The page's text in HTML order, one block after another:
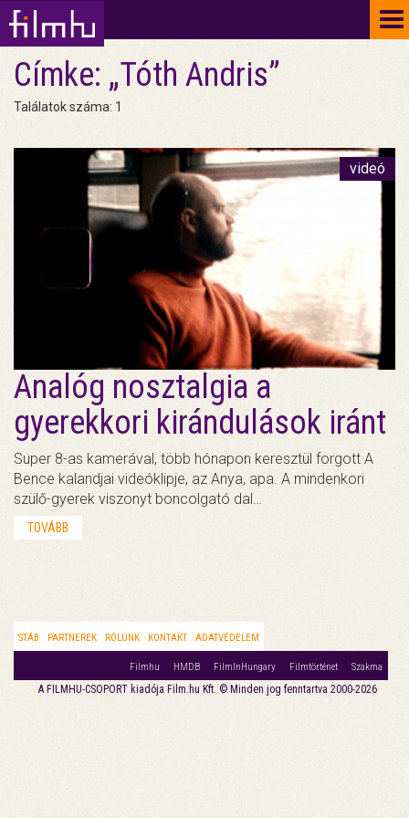
Címke: „Tóth Andris”
Találatok száma: 1
videó
Analóg nosztalgia a
gyerekkori kirándulások iránt
Super 8-as kamerával, több hónapon keresztül forgott A
Bence kalandjai videóklipje, az Anya, apa. A mindenkori
szülő-gyerek viszonyt boncolgató dal…
TOVÁBB
STÁB PARTNEREK RÓLUNK KONTAKT ADATVÉDELEM
Filmhu HMDB FilmInHungary Filmtörténet Szakma
A FILMHU-CSOPORT kiadója Film.hu Kft. © Minden jog fenntartva 2000-2026